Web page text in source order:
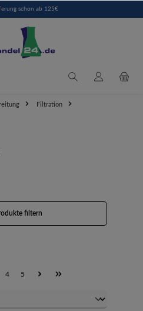
schon ab 125€
Filtration
filtern
4 5